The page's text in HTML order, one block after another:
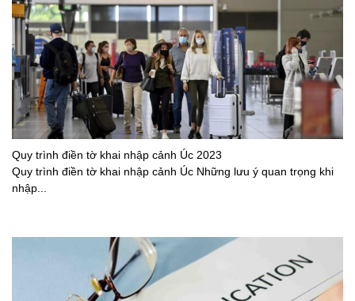
Quy trình điền tờ khai nhập cảnh Úc 2023
Quy trình điền tờ khai nhập cảnh Úc Những lưu ý quan trọng khi
nhập...